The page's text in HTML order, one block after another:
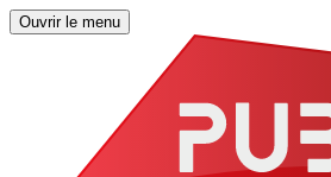
Ouvrir le menu